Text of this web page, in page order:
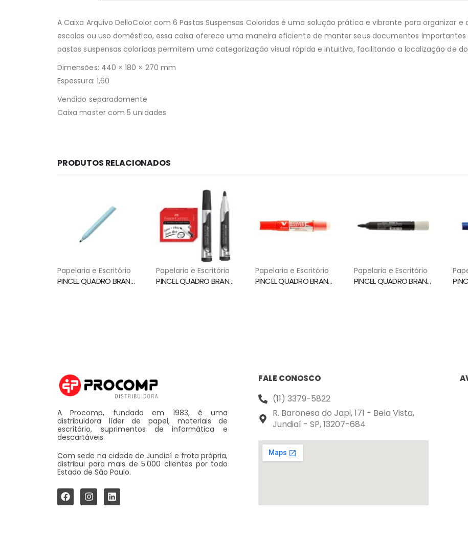
A Caixa Arquivo DelloColor com 6 Pastas Suspensas Coloridas é uma solução prática e vibrante para organizar
escolas ou uso doméstico, essa caixa oferece uma maneira eficiente de manter seus documentos importantes
pastas suspensas coloridas permitem uma categorização visual rápida e intuitiva, facilitando a localização de
Dimensões: 440 × 180 × 270 mm
Espessura: 1,60
Vendido separadamente
Caixa master com 5 unidades
PRODUTOS RELACIONADOS
Papelaria e Escritório
PINCEL QUADRO BRANCO 2.0MM AZUL BPX CIS
Papelaria e Escritório
PINCEL QUADRO BRANCO PONTA 3.5MM PRETO MQB/PR FABER CASTELL
Papelaria e Escritório
PINCEL QUADRO BRANCO WBMA RECARREGAVEL VERMELHO PILOT
Papelaria e Escritório
PINCEL QUADRO BRANCO WBM7 PRETO PILOT
A Procomp, fundada em 1983, é uma
distribuidora líder de papel, materiais de
escritório, suprimentos de informática e
descartáveis.
Com sede na cidade de Jundiaí e frota própria,
distribui para mais de 5.000 clientes por todo
Estado de São Paulo.
FALE CONOSCO
(11) 3379-5822
R. Baronesa do Japi, 171 - Bela Vista,
Jundiaí - SP, 13207-684